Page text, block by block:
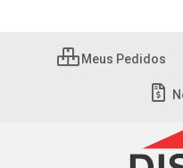
Meus Pedidos